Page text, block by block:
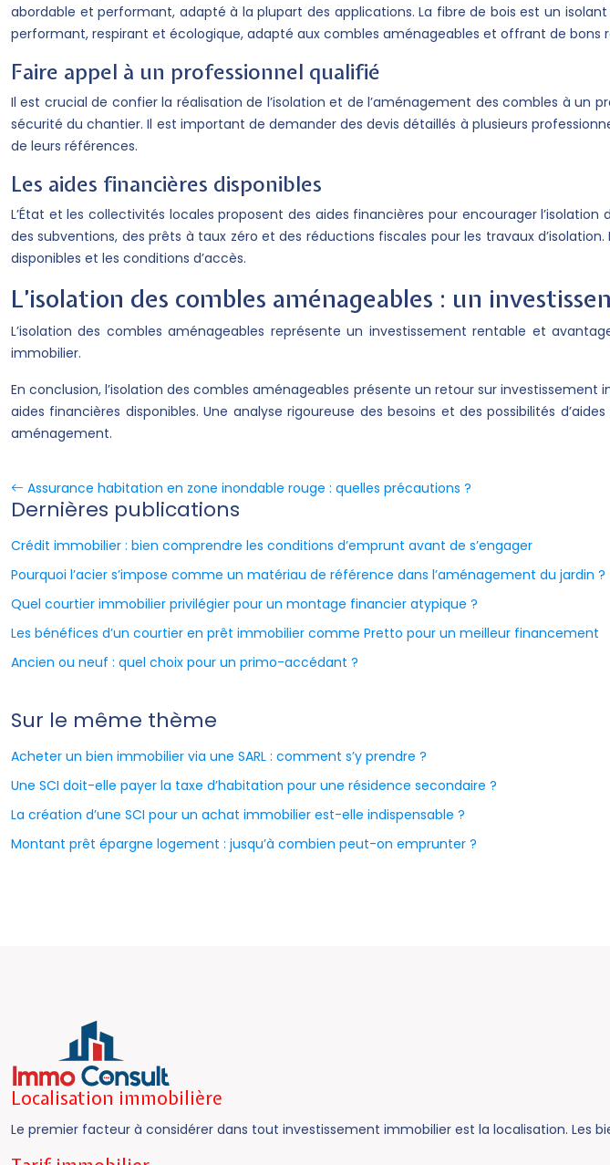
abordable et performant, adapté à la plupart des applications. La fibre de bois est un
performant, respirant et écologique, adapté aux combles aménageables et offrant de bons
Faire appel à un professionnel qualifié
Il est crucial de confier la réalisation de l’isolation et de l’aménagement des combles à
sécurité du chantier. Il est important de demander des devis détaillés à plusieurs
de leurs références.
Les aides financières disponibles
L’État et les collectivités locales proposent des aides financières pour encourager
des subventions, des prêts à taux zéro et des réductions fiscales pour les travaux
disponibles et les conditions d’accès.
L’isolation des combles aménageables : un
L’isolation des combles aménageables représente un investissement rentable et
immobilier.
En conclusion, l’isolation des combles aménageables présente un retour sur
aides financières disponibles. Une analyse rigoureuse des besoins et des possibilités
aménagement.
Assurance habitation en zone inondable rouge : quelles précautions ?
Dernières publications
Crédit immobilier : bien comprendre les conditions d’emprunt avant de s’engager
Pourquoi l’acier s’impose comme un matériau de référence dans l’aménagement du jardin ?
Quel courtier immobilier privilégier pour un montage financier atypique ?
Les bénéfices d’un courtier en prêt immobilier comme Pretto pour un meilleur financement
Ancien ou neuf : quel choix pour un primo-accédant ?
Sur le même thème
Acheter un bien immobilier via une SARL : comment s’y prendre ?
Une SCI doit-elle payer la taxe d’habitation pour une résidence secondaire ?
La création d’une SCI pour un achat immobilier est-elle indispensable ?
Montant prêt épargne logement : jusqu’à combien peut-on emprunter ?
Localisation immobilière
Le premier facteur à considérer dans tout investissement immobilier est la localisation. Les